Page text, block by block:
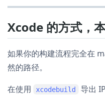
Xcode 的方式，
如果你的构建流程完全在
然的路径。
在使用
xcodebuild 导出